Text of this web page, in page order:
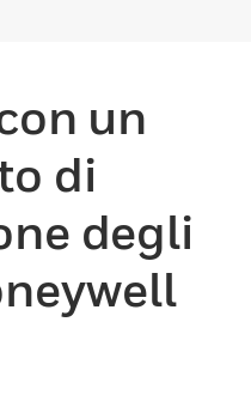
un
di
degli